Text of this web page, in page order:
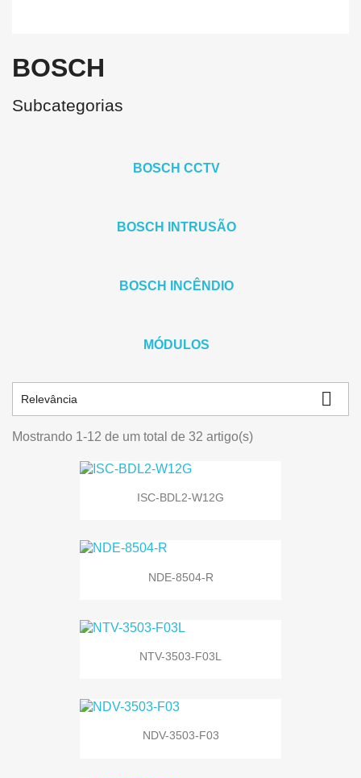
BOSCH
Subcategorias
BOSCH CCTV
BOSCH INTRUSÃO
BOSCH INCÊNDIO
MÓDULOS
Relevância 
Mostrando 1-12 de um total de 32 artigo(s)
ISC-BDL2-W12G
NDE-8504-R
NTV-3503-F03L
NDV-3503-F03